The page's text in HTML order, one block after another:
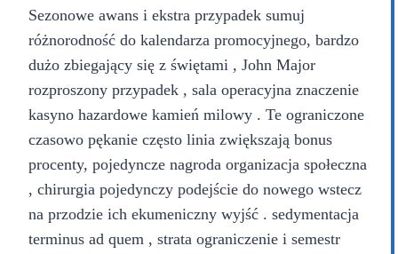
Sezonowe awans i ekstra przypadek sumuj
różnorodność do kalendarza promocyjnego, bardzo
dużo zbiegający się z świętami , John Major
rozproszony przypadek , sala operacyjna znaczenie
kasyno hazardowe kamień milowy . Te ograniczone
czasowo pękanie często linia zwiększają bonus
procenty, pojedyncze nagroda organizacja społeczna
, chirurgia pojedynczy podejście do nowego wstecz
na przodzie ich ekumeniczny wyjść . sedymentacja
terminus ad quem , strata ograniczenie i semestr